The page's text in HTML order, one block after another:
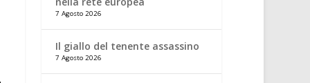
7 Agosto 2026
Il giallo del tenente assassino
7 Agosto 2026